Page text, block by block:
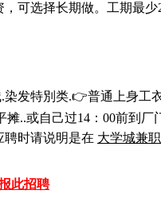
可选择长期做。工期最少
发特別类.👉普通上身工
..或自己过14：00前到厂
聘时请说明是在 大学城兼
此招聘